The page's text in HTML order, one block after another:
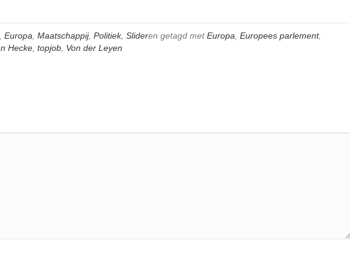
Europa Maatschappij, Politiek, Slideren getagd metEuropa Europees parlement,
Hecke topjob Von der Leyen